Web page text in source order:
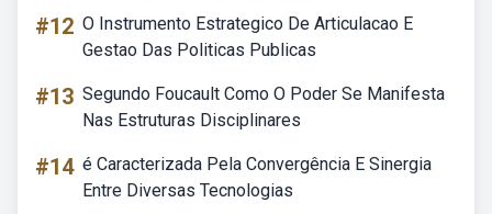
#12 O Instrumento Estrategico De Articulacao E
Gestao Das Politicas Publicas
#13 Segundo Foucault Como O Poder Se Manifesta
Nas Estruturas Disciplinares
#14 é Caracterizada Pela Convergência E Sinergia
Entre Diversas Tecnologias